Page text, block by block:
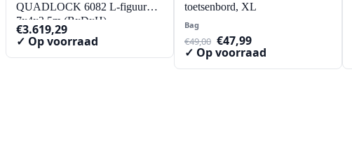
QUADLOCK 6082 L-figuur
7x4x3.5m (BxDxH)
€3.619,29
✓ Op voorraad
toetsenbord, XL
Bag
€49,00 Oorspronkelijke
prijs
€47,99Huidige
prijs
✓ Op voorraad